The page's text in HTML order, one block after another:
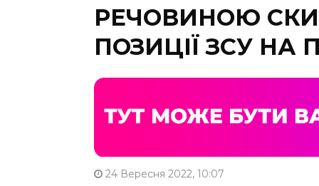
РЕЧОВИНОЮ
ПОЗИЦІЇ ЗСУ НА
24 Вересня 2022, 10:07